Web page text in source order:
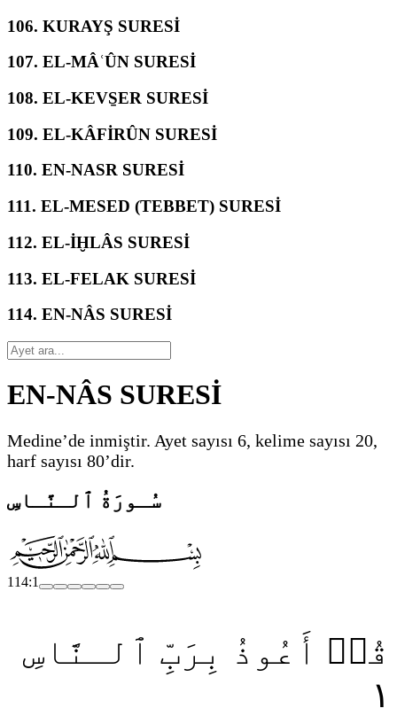
106. KURAYŞ SURESİ
107. EL-MÂʿÛN SURESİ
108. EL-KEVS̱ER SURESİ
109. EL-KÂFİRÛN SURESİ
110. EN-NASR SURESİ
111. EL-MESED (TEBBET) SURESİ
112. EL-İḪLÂS SURESİ
113. EL-FELAK SURESİ
114. EN-NÂS SURESİ
EN-NÂS SURESİ
Medine’de inmiştir. Ayet sayısı 6, kelime sayısı 20,
harf sayısı 80’dir.
سُـورَةُ ٱلـنَّـاسِ
114:1
قُلۡ أَعُوذُ بِرَبِّ ٱلـنَّاسِ
١